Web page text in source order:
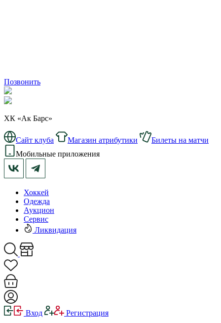
Позвонить
ХК «Ак Барс»
Сайт клуба Магазин атрибутики
Билеты на матчи
Мобильные приложения
Хоккей
Одежда
Аукцион
Сервис
Ликвидация
Вход Регистрация